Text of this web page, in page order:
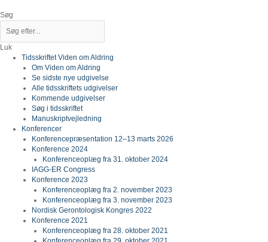
til
Søg
Luk
Tidsskriftet Viden om Aldring
Om Viden om Aldring
Se sidste nye udgivelse
Alle tidsskriftets udgivelser
Kommende udgivelser
Søg i tidsskriftet
Manuskriptvejledning
Konferencer
Konferencepræsentation 12–13 marts 2026
Konference 2024
Konferenceoplæg fra 31. oktober 2024
IAGG-ER Congress
Konference 2023
Konferenceoplæg fra 2. november 2023
Konferenceoplæg fra 3. november 2023
Nordisk Gerontologisk Kongres 2022
Konference 2021
Konferenceoplæg fra 28. oktober 2021